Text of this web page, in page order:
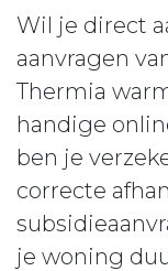
Wil je direct
aanvragen
Thermia
handige
ben je
correcte
je woning